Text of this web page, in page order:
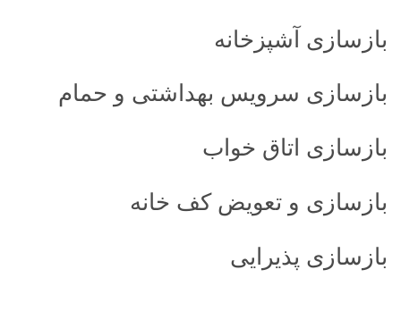
بازسازی آشپزخانه
بازسازی سرویس بهداشتی و حمام
بازسازی اتاق خواب
بازسازی و تعویض کف خانه
بازسازی پذیرایی